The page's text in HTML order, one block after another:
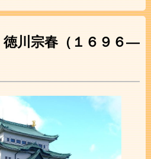
徳川宗春（１６９６―